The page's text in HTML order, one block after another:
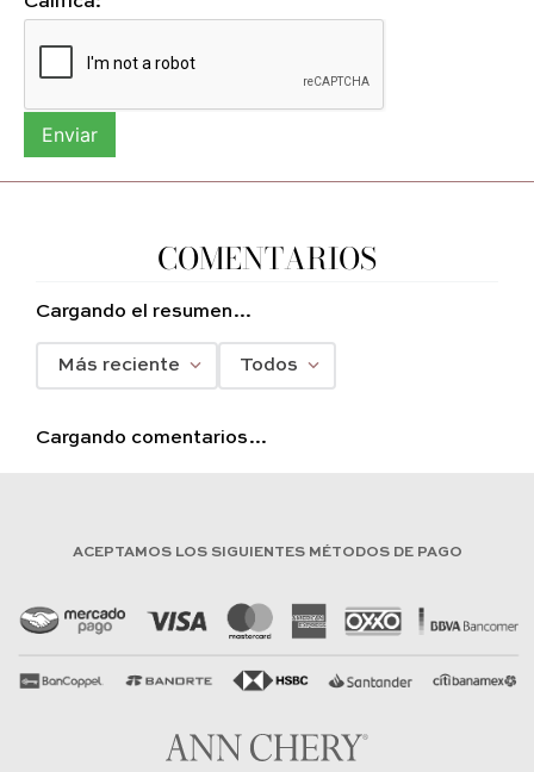
Enviar
COMENTARIOS
Cargando el resumen…
Más reciente Todos
Cargando comentarios…
ACEPTAMOS LOS SIGUIENTES MÉTODOS DE PAGO